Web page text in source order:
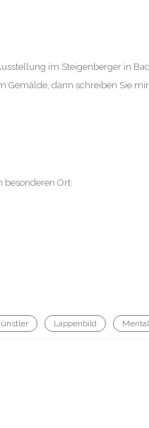
im Steigenberger in
Gemälde, dann schreiben Sie
besonderen Ort:
Lappenbild